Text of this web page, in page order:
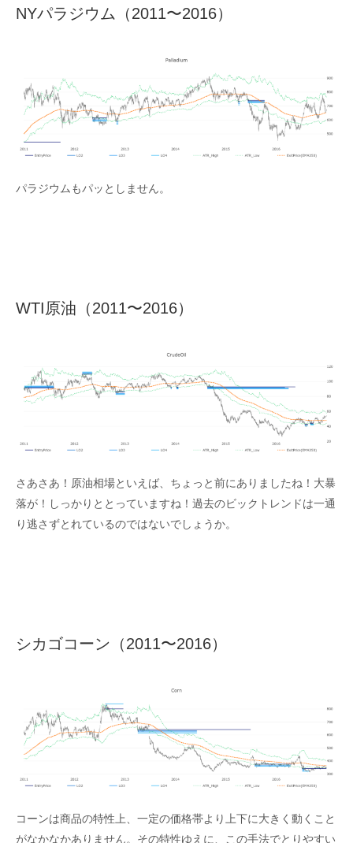
NYパラジウム（2011〜2016）
パラジウムもパッとしません。
WTI原油（2011〜2016）
さあさあ！原油相場といえば、ちょっと前にありましたね！大暴
落が！しっかりととっていますね！過去のビックトレンドは一通
り逃さずとれているのではないでしょうか。
シカゴコーン（2011〜2016）
コーンは商品の特性上、一定の価格帯より上下に大きく動くこと
がなかなかありません。その特性ゆえに、この手法でとりやすい